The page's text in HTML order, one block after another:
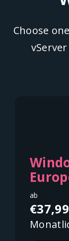
Choose
ab